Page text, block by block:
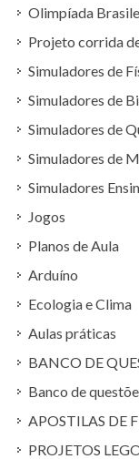
Olimpíada
Projeto corrida
Simuladores de
Simuladores de
Simuladores de
Simuladores de
Simuladores
Jogos
Planos de Aula
Arduíno
Ecologia e Clima
Aulas práticas
BANCO DE
Banco de
APOSTILAS DE
PROJETOS